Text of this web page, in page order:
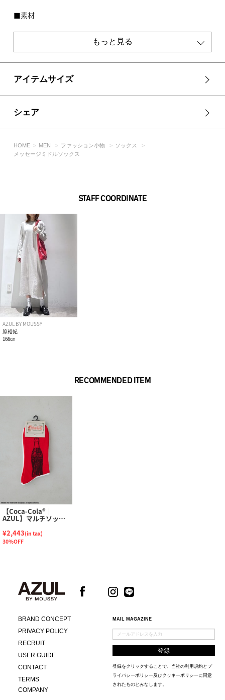
■素材
着用時の摩擦や洗濯により、毛玉が生じやすい素材です。
お洗濯の際はネットに入れて行うことをおすすめします。
[注意事項]
※画像の商品は光の照射や角度、お使いのモニター環境によ
※着用、お取り扱いの際は、アテンションタグをご確認くださ
い。
もっと見る
アイテムサイズ
シェア
HOME MEN ファッション小物
ソックス
メッセージミドルソックス
STAFF COORDINATE
AZUL BY MOUSSY
原裕妃
166㎝
RECOMMENDED ITEM
【Coca-Cola®｜
AZUL】マルチソック
スセット
¥2,443(in tax)
30%OFF
BRAND CONCEPT
PRIVACY POLICY
RECRUIT
USER GUIDE
CONTACT
TERMS
COMPANY
MAIL MAGAZINE
登録をクリックすることで、当社の利用規約とプ
ライバシーポリシー及びクッキーポリシーに同意
されたものとみなします。